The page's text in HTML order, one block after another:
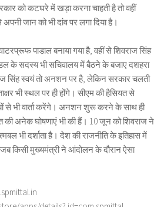
को कटघरे में खड़ा करना चाहती है तो वहीं
जान को भी दांव पर लगा दिया है।
पाडाल बनाया गया है, वहीं से शिवराज सिंह
के सदस्य भी सचिवालय में बैठने के बजाए दशहरा
सिंह स्वयं तो अनशन पर है, लेकिन सरकार चलती
भी स्थल पर ही होंगे। सीएम की हैसियत से
से भी वार्ता करेंगे। अनशन शुरू करने के साथ ही
की अनेक घोषणाएं भी की हैं। 10 जून को शिवराज ने
भी दर्शाता है। देश की राजनीति के इतिहास में
किसी मुख्यमंत्री ने आंदोलन के दौरान ऐसा